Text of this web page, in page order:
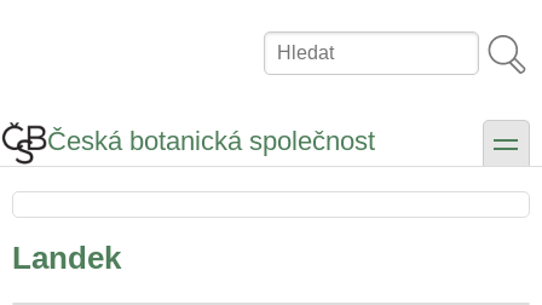
Hledat
Česká botanická společnost toggle
Landek